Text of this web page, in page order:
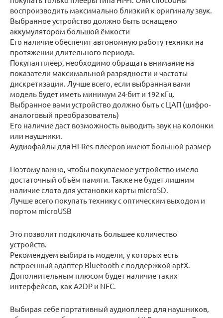
воспроизводить максимально близкий к оригиналу звук.
Выбранное устройство должно быть оснащено
аккумулятором большой ёмкости
Его наличие обеспечит автономную работу техники на
протяжении длительного периода.
Покупая плеер, необходимо обращать внимание на
показатели максимальной разрядности и частоты
дискретизации. Лучше всего, если выбранная вами
модель будет иметь минимум 24-бит и 192 кГц.
Выбранное вами устройство должно быть с ЦАП (цифро-
аналоговый преобразователь)
Его наличие даст возможность выводить звук на колонки
или наушники.
Аудиофайлы для Hi-Res-плееров имеют большой размер
Поэтому важно, чтобы покупаемое устройство имело
достаточный объём памяти. Также не будет лишним
наличие слота для установки карты microSD.
Лучше всего покупать технику с оптическим выходом и
портом microUSB
Это позволит подключать большее количество
устройств.
Рекомендуем выбирать модели, у которых есть
встроенный адаптер Bluetooth с поддержкой aptX.
Дополнительным плюсом будет наличие таких
интерфейсов, как A2DP и NFC.
Выбирая себе портативный аудиоплеер для наушников,